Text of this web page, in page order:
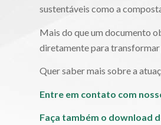
sustentáveis como a
Mais do que um documento
diretamente para transformar
Quer saber mais sobre a
Entre em contato com
Faça também o download